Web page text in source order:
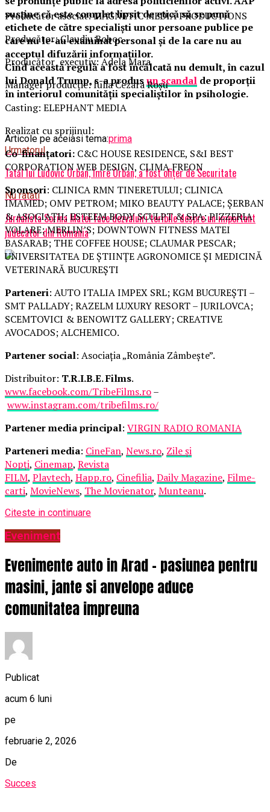
susține că este complet lipsit de etică să se pună
etichete de către specialiști unor persoane publice pe
care nu le-au examinat personal și de la care nu au
acceptul difuzării informațiilor.
Cînd această regulă a fost încălcată nu demult, în cazul
lui Donald Trump, s-a produsun scandal de proporții
în interiorul comunității specialiștilor în psihologie.
Articole pe aceiasi tema:prima
Urmatorul
Tatăl lui Ludovic Orban, Imre Orban, a fost ofițer de Securitate
Nu ratati
Jurnalista Sorina Matei face dezvaluiri teribile despre un important
judecator din Romania
Producător asociat: MAGNETIC MEDIA PRODUCTIONS
Producător: Claudiu Boboc
Producător executiv: Adela Mara
Manager producție: Iulia Cezara Roșu
Casting: ELEPHANT MEDIA
Realizat cu sprijinul:
Co-finanțatori: C&C HOUSE RESIDENCE, S&I BEST
CORPORATION WEB DESIGN, CLIMA FREON
Sponsori: CLINICA RMN TINERETULUI; CLINICA
IMAMED; OMV PETROM; MIKO BEAUTY PALACE; ȘERBAN
& ASOCIAȚII; ESTEEM BODY SCULPT & SPA; PIZZERIA
VOLARE; MERLIN’S; DOWNTOWN FITNESS MATEI
BASARAB; THE COFFEE HOUSE; CLAUMAR PESCAR;
UNIVERSITATEA DE ȘTIINȚE AGRONOMICE ȘI MEDICINĂ
VETERINARĂ BUCUREȘTI
Parteneri: AUTO ITALIA IMPEX SRL; KGM BUCUREȘTI –
SMT PALLADY; RAZELM LUXURY RESORT – JURILOVCA;
SCEMTOVICI & BENOWITZ GALLERY; CREATIVE
AVOCADOS; ALCHEMICO.
Partener social: Asociația „România Zâmbește”.
Distribuitor: T.R.I.B.E. Films.
www.facebook.com/TribeFilms.ro–
www.instagram.com/tribefilms.ro/
Partener media principal: VIRGIN RADIO ROMANIA
Parteneri media: CineFan, News.ro, Zile și
Nopți, Cinemap, Revista
FILM, Playtech, Happ.ro, Cinefilia, Daily Magazine, Filme-
carti, MovieNews, The Movienator, Munteanu.
Citeste in continuare
Eveniment
Evenimente auto in Arad – pasiunea pentru
masini, jante si anvelope aduce
comunitatea impreuna
Publicat
acum 6 luni
pe
februarie 2, 2026
De
Succes